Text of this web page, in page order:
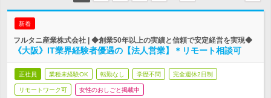
新着
フルタニ産業株式会社 | ◆創業50年以上の実績と信頼で安定経営を実現◆
《大阪》IT業界経験者優遇の【法人営業】＊リモート相談可
正社員 業種未経験OK 転勤なし 学歴不問 完全週休2日制
リモートワーク可 女性のおしごと掲載中